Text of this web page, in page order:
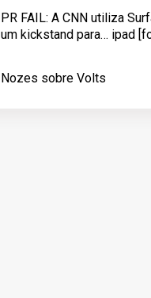
PR FAIL: A CNN utiliza
um kickstand para… ipad
Nozes sobre Volts